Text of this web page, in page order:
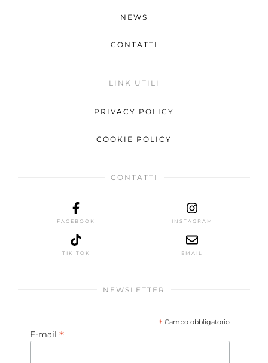
NEWS
CONTATTI
LINK UTILI
PRIVACY POLICY
COOKIE POLICY
CONTATTI
FACEBOOK INSTAGRAM
TIK TOK EMAIL
NEWSLETTER
* Campo obbligatorio
E-mail *